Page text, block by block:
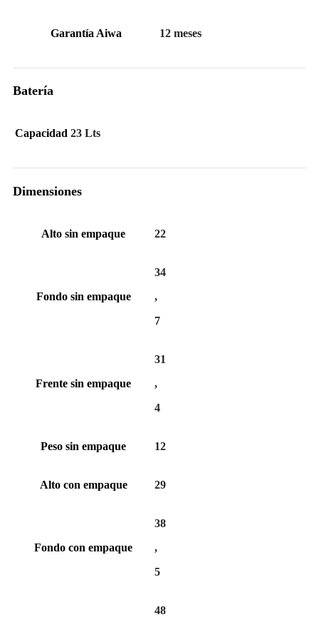
Garantía Aiwa 12 meses
Batería
Capacidad 23 Lts
Dimensiones
Alto sin empaque 22
Fondo sin empaque
34
,
7
Frente sin empaque
31
,
4
Peso sin empaque 12
Alto con empaque 29
Fondo con empaque
38
,
5
48